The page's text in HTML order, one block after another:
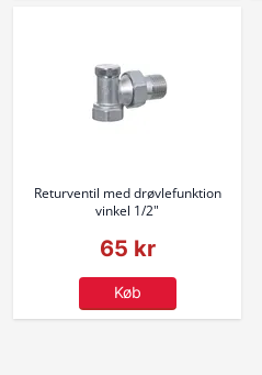
Returventil med drøvlefunktion
vinkel 1/2"
65 kr
Køb